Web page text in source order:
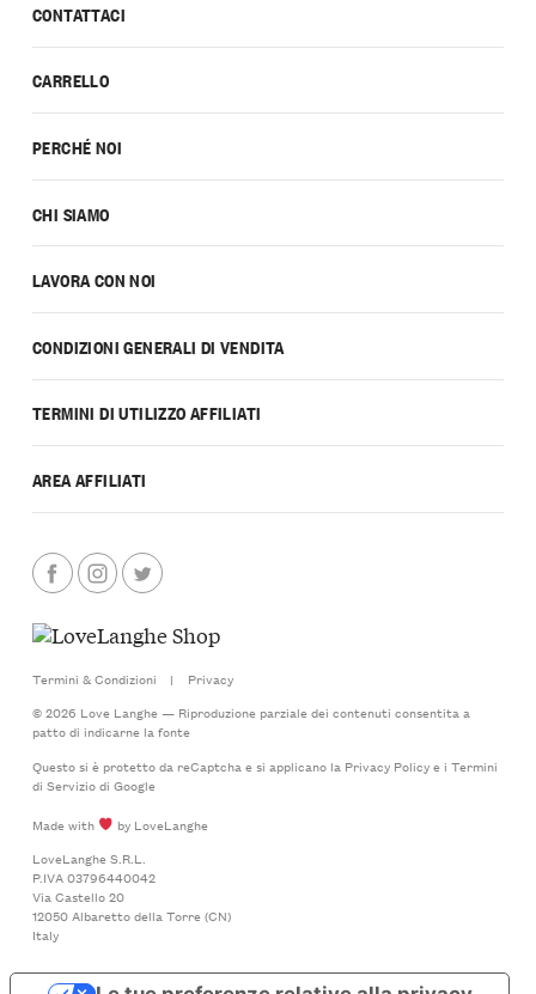
CONTATTACI
CARRELLO
PERCHÉ NOI
CHI SIAMO
LAVORA CON NOI
CONDIZIONI GENERALI DI VENDITA
TERMINI DI UTILIZZO AFFILIATI
AREA AFFILIATI
Termini & Condizioni |
Privacy
© 2026 Love Langhe — Riproduzione parziale dei contenuti consentita a
patto di indicarne la fonte
Questo si è protetto da reCaptcha e si applicano la Privacy Policye i Termini
di Serviziodi Google
Made with
by LoveLanghe
LoveLanghe S.R.L.
P.IVA 03796440042
Via Castello 20
12050 Albaretto della Torre (CN)
Italy